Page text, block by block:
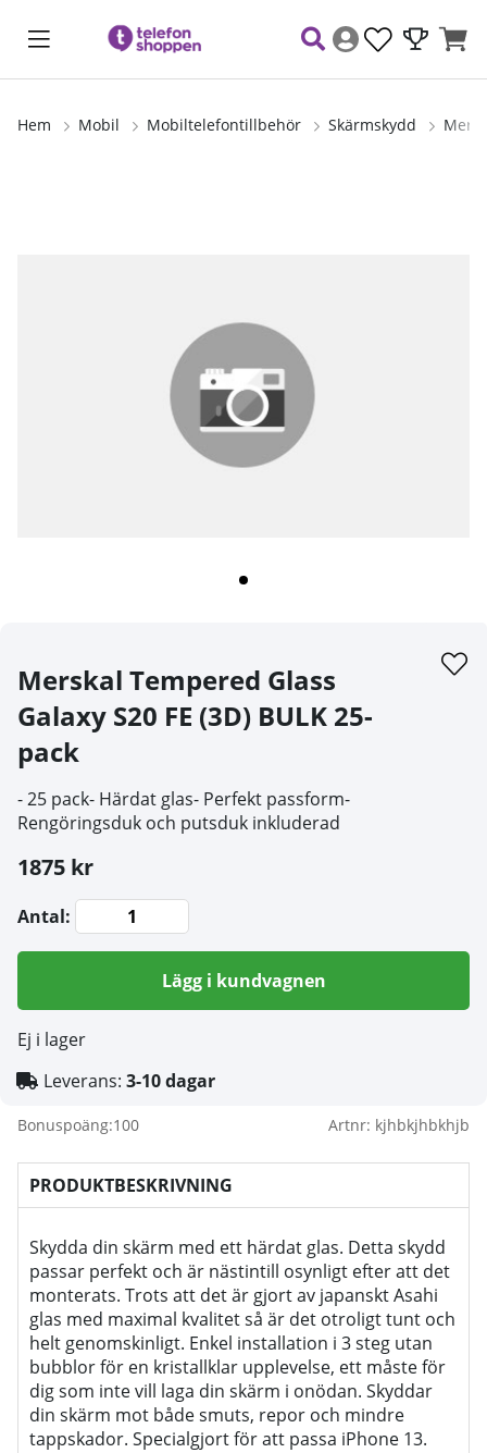
Hem Mobil Mobiltelefontillbehör Skärmskydd
Merskal Tempered Glass
Galaxy S20 FE (3D) BULK 25-
pack
- 25 pack- Härdat glas- Perfekt passform-
Rengöringsduk och putsduk inkluderad
1875 kr
Antal:
Lägg i kundvagnen
Ej i lager
Leverans: 3-10 dagar
Bonuspoäng:100 Artnr: kjhbkjhbkhjb
PRODUKTBESKRIVNING
Skydda din skärm med ett härdat glas. Detta skydd
passar perfekt och är nästintill osynligt efter att det
monterats. Trots att det är gjort av japanskt Asahi
glas med maximal kvalitet så är det otroligt tunt och
helt genomskinligt. Enkel installation i 3 steg utan
bubblor för en kristallklar upplevelse, ett måste för
dig som inte vill laga din skärm i onödan. Skyddar
din skärm mot både smuts, repor och mindre
tappskador. Specialgjort för att passa iPhone 13.